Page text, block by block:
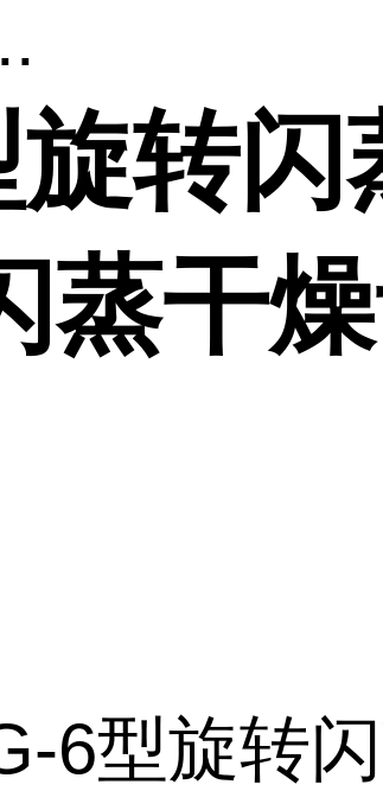
转闪
蒸干
6型旋转